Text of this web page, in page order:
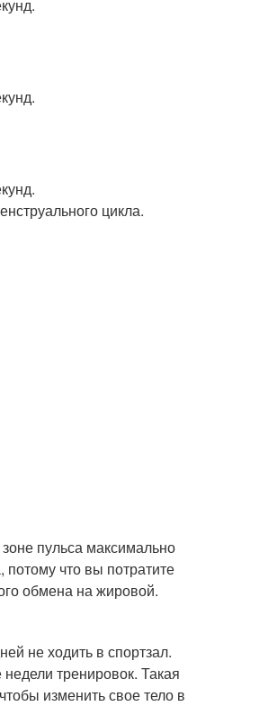
цикла.
пульса максимально
потому что вы потратите
обмена на жировой.
не ходить в спортзал.
тренировок. Такая
изменить свое тело в